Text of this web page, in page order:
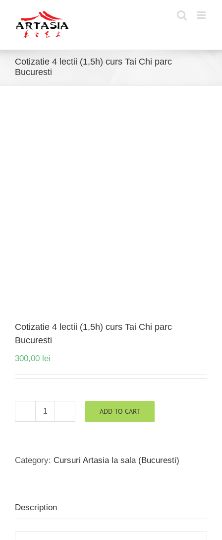
content
Cotizatie 4 lectii (1,5h) curs Tai Chi parc
Bucuresti
Cotizatie 4 lectii (1,5h) curs Tai Chi parc
Bucuresti
300,00 lei
Cotizatie
curs
parc
ADD TO CART
Category: Cursuri Artasia la sala (Bucuresti)
Description